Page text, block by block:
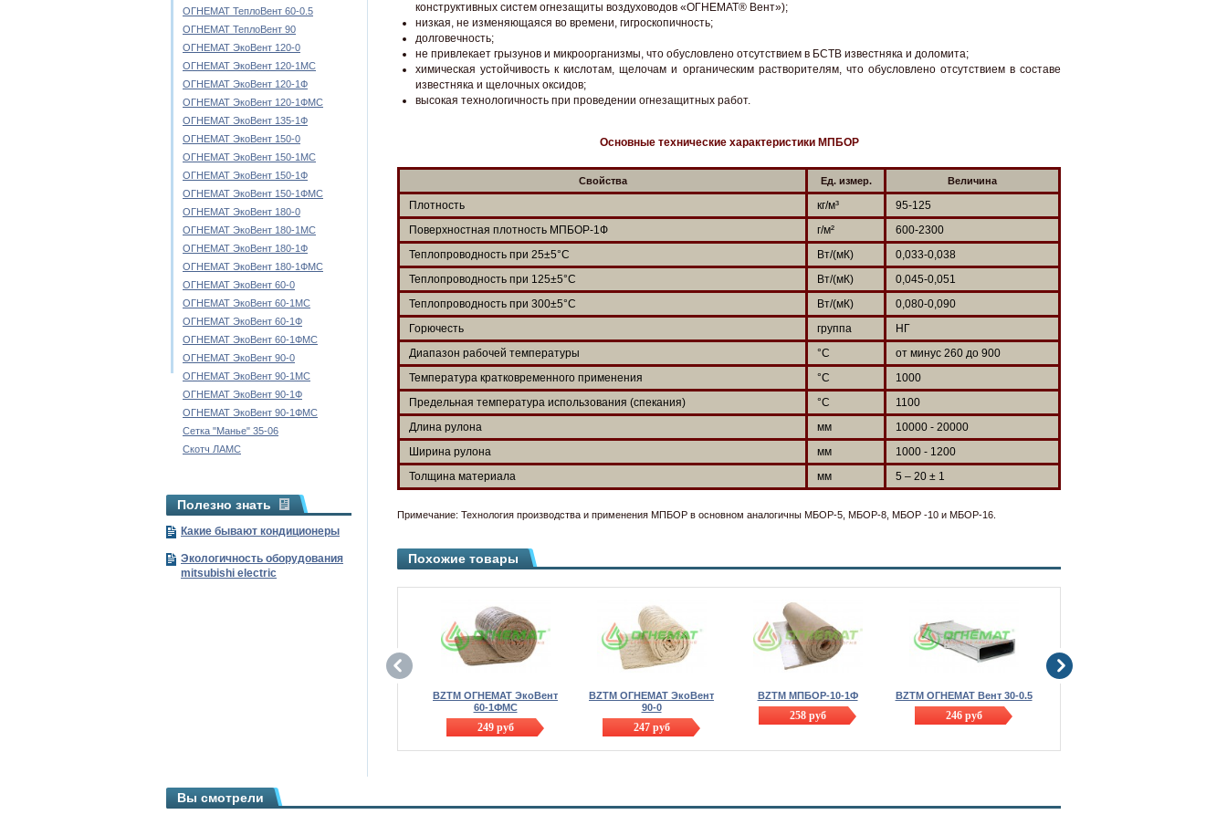
конструктивных систем огнезащиты воздуховодов «ОГНЕМАТ® Вент»);
низкая, не изменяющаяся во времени, гигроскопичность;
долговечность;
не привлекает грызунов и микроорганизмы, что обусловлено отсутствием в БСТВ известняка и доломита;
химическая устойчивость к кислотам, щелочам и органическим растворителям, что обусловлено отсутствием в составе
известняка и щелочных оксидов;
высокая технологичность при проведении огнезащитных работ.
Основные технические характеристики МПБОР
Свойства Ед. измер. Величина
Плотность кг/м³
95-125
Поверхностная плотность МПБОР-1Ф
г/м²
600-2300
Теплопроводность при 25±5°С
Вт/(мК)
0,033-0,038
Теплопроводность при 125±5°С
Вт/(мК)
0,045-0,051
Теплопроводность при 300±5°С
Вт/(мК)
0,080-0,090
Горючесть
группа
НГ
Диапазон рабочей температуры
°С
от минус 260 до 900
Температура кратковременного применения
°С
1000
Предельная температура использования (спекания)
°С
1100
Длина рулона
мм
10000 - 20000
Ширина рулона
мм
1000 - 1200
Толщина материала
мм 5 – 20 ± 1
Примечание: Технология производства и применения МПБОР в основном аналогичны МБОР-5, МБОР-8, МБОР -10 и МБОР-16.
Похожие товары
BZTM ОГНЕМАТ ЭкоВент
60-1ФМС
249 руб
BZTM ОГНЕМАТ ЭкоВент
90-0
247 руб
BZTM МПБОР-10-1Ф
258 руб
BZTM ОГНЕМАТ Вент 30-0.5
246 руб
ОГНЕМАТ ТеплоВент 60-0.5
ОГНЕМАТ ТеплоВент 90
ОГНЕМАТ ЭкоВент 120-0
ОГНЕМАТ ЭкоВент 120-1МС
ОГНЕМАТ ЭкоВент 120-1Ф
ОГНЕМАТ ЭкоВент 120-1ФМС
ОГНЕМАТ ЭкоВент 135-1Ф
ОГНЕМАТ ЭкоВент 150-0
ОГНЕМАТ ЭкоВент 150-1МС
ОГНЕМАТ ЭкоВент 150-1Ф
ОГНЕМАТ ЭкоВент 150-1ФМС
ОГНЕМАТ ЭкоВент 180-0
ОГНЕМАТ ЭкоВент 180-1МС
ОГНЕМАТ ЭкоВент 180-1Ф
ОГНЕМАТ ЭкоВент 180-1ФМС
ОГНЕМАТ ЭкоВент 60-0
ОГНЕМАТ ЭкоВент 60-1МС
ОГНЕМАТ ЭкоВент 60-1Ф
ОГНЕМАТ ЭкоВент 60-1ФМС
ОГНЕМАТ ЭкоВент 90-0
ОГНЕМАТ ЭкоВент 90-1МС
ОГНЕМАТ ЭкоВент 90-1Ф
ОГНЕМАТ ЭкоВент 90-1ФМС
Сетка "Манье" 35-06
Скотч ЛАМС
Полезно знать
Какие бывают кондиционеры
Экологичность оборудования
mitsubishi electric
Вы смотрели